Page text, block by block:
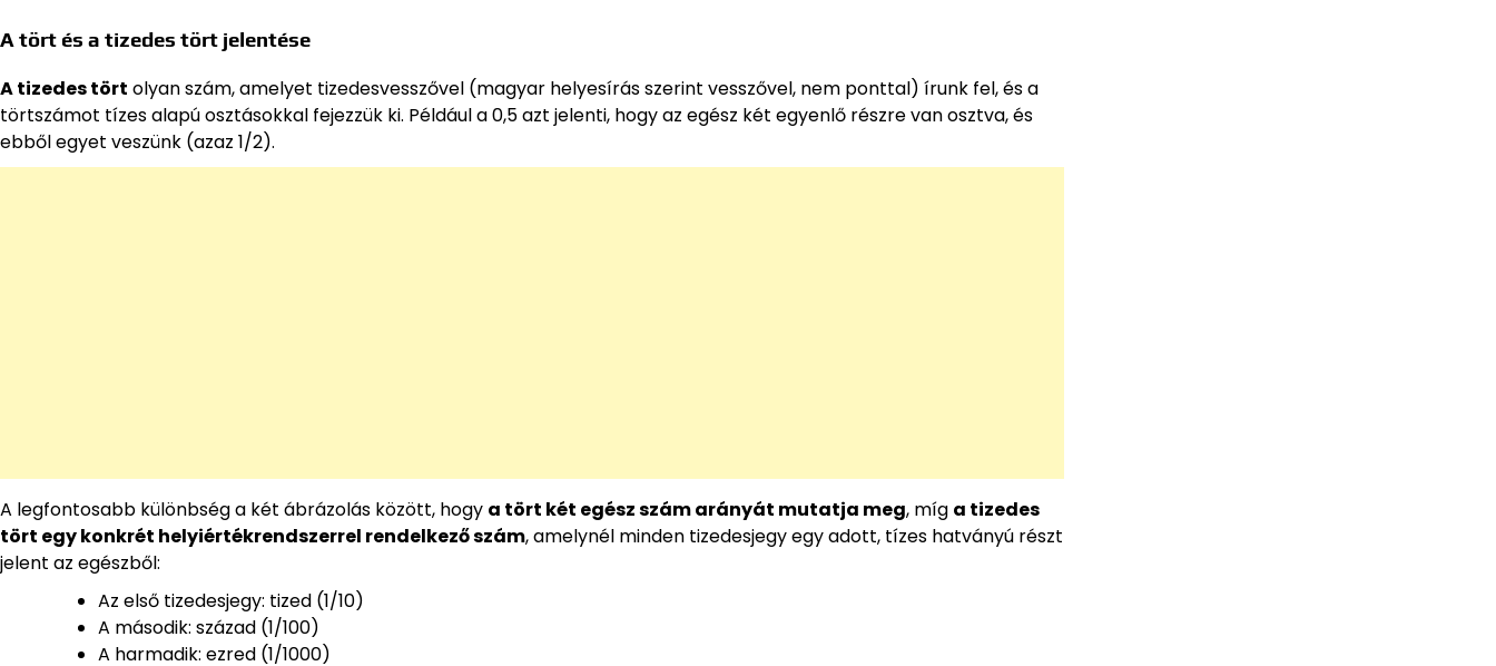
A tört és a tizedes tört jelentése
A tizedes tört olyan szám, amelyet tizedesvesszővel (magyar helyesírás szerint vesszővel, nem ponttal) írunk fel, és a
törtszámot tízes alapú osztásokkal fejezzük ki. Például a 0,5 azt jelenti, hogy az egész két egyenlő részre van osztva, és
ebből egyet veszünk (azaz 1/2).
A legfontosabb különbség a két ábrázolás között, hogy a tört két egész szám arányát mutatja meg, míg a tizedes
tört egy konkrét helyiértékrendszerrel rendelkező szám, amelynél minden tizedesjegy egy adott, tízes hatványú részt
jelent az egészből:
Az első tizedesjegy: tized (1/10)
A második: század (1/100)
A harmadik: ezred (1/1000)